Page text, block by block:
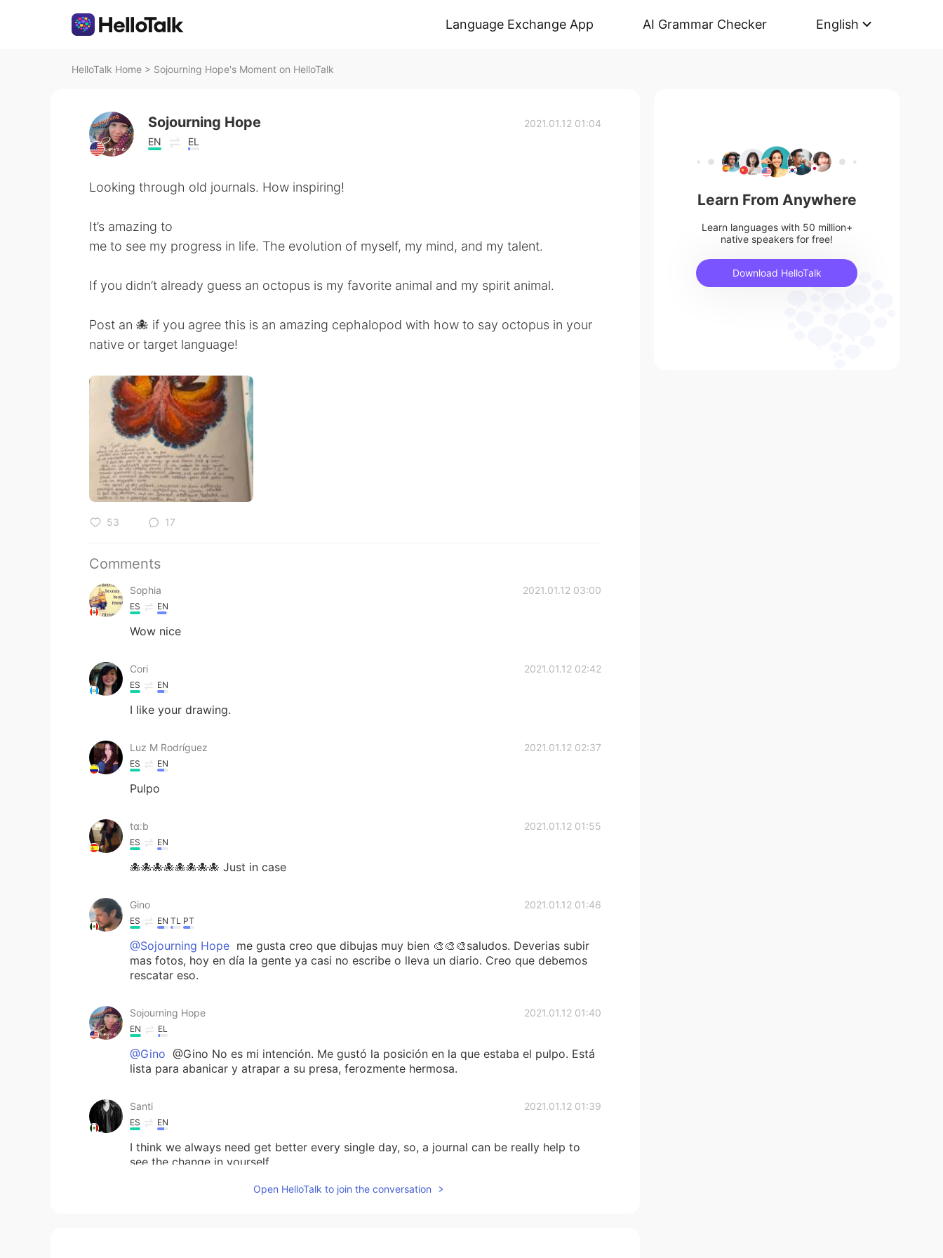
Language Exchange App AI Grammar Checker English
HelloTalk Home > Sojourning Hope's Moment on HelloTalk
Sojourning Hope
EN EL
2021.01.12 01:04
Looking through old journals. How inspiring!
It’s amazing to
me to see my progress in life. The evolution of myself, my mind, and my talent.
If you didn’t already guess an octopus is my favorite animal and my spirit animal.
Post an 🐙 if you agree this is an amazing cephalopod with how to say octopus in your
native or target language!
53 17
Comments
Sophia 2021.01.12 03:00
ES EN
Wow nice
Cori 2021.01.12 02:42
ES EN
I like your drawing.
Luz M Rodríguez 2021.01.12 02:37
ES EN
Pulpo
tɑːb 2021.01.12 01:55
ES EN
🐙🐙🐙🐙🐙🐙🐙🐙 Just in case
Gino 2021.01.12 01:46
ES EN TL PT
@Sojourning Hope me gusta creo que dibujas muy bien 🎨🎨🎨saludos. Deverias subir
mas fotos, hoy en día la gente ya casi no escribe o lleva un diario. Creo que debemos
rescatar eso.
Sojourning Hope 2021.01.12 01:40
EN EL
@Gino @Gino No es mi intención. Me gustó la posición en la que estaba el pulpo. Está
lista para abanicar y atrapar a su presa, ferozmente hermosa.
Santi 2021.01.12 01:39
ES EN
I think we always need get better every single day, so, a journal can be really help to
see the change in yourself.
Open HelloTalk to join the conversation
Learn From Anywhere
Learn languages with 50 million+
native speakers for free!
Download HelloTalk